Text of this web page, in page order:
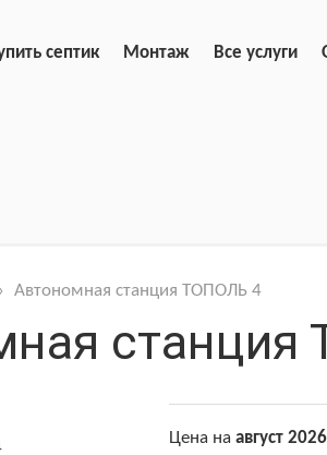
септик Монтаж Все услуги
Автономная станция ТОПОЛЬ 4
Цена наавгуст 2026